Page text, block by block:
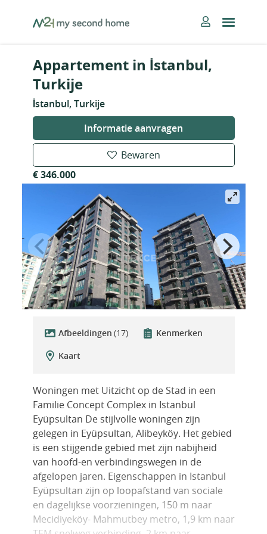
MySecondHome
Appartement in İstanbul,
Turkije
İstanbul, Turkije
Informatie aanvragen
Bewaren
€ 346.000
Afbeeldingen (17)
Kenmerken
Kaart
Woningen met Uitzicht op de Stad in een
Familie Concept Complex in Istanbul
Eyüpsultan De stijlvolle woningen zijn
gelegen in Eyüpsultan, Alibeyköy. Het gebied
is een stijgende gebied met zijn nabijheid
van hoofd-en verbindingswegen in de
afgelopen jaren. Eigenschappen in Istanbul
Eyüpsultan zijn op loopafstand van sociale
en dagelijkse voorzieningen, 150 m naar
Mecidiyeköy- Mahmutbey metro, 1,9 km naar